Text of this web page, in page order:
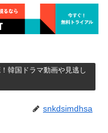
韓国ドラマ動画や見逃し
snkdsimdhsa